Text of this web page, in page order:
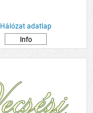
Hálózat adatlap
Info